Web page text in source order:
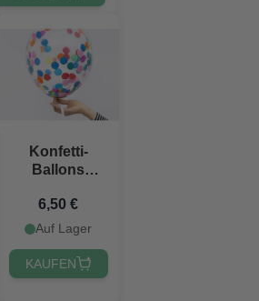
Konfetti-
Ballons
- 30 cm
6,50 €
Auf Lager
KAUFEN